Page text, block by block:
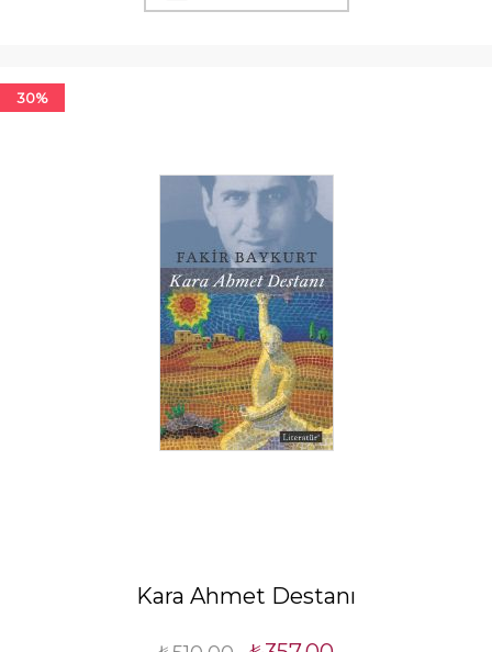
30%
Kara Ahmet Destanı